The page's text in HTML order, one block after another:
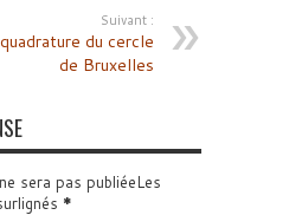
Suivant :
du cercle
de Bruxelles
sera pas publiéeLes
*